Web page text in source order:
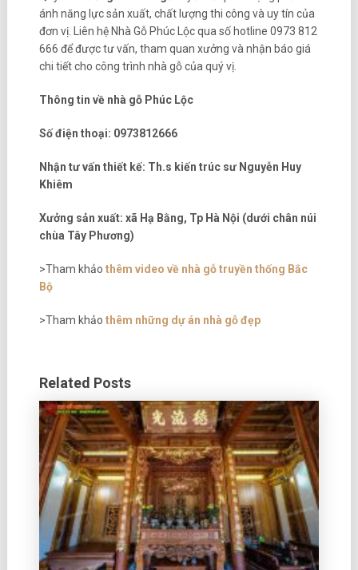
ánh năng lực sản xuất, chất lượng thi công và uy tín của
đơn vị. Liên hệ Nhà Gỗ Phúc Lộc qua số hotline 0973 812
666 để được tư vấn, tham quan xưởng và nhận báo giá
chi tiết cho công trình nhà gỗ của quý vị.
Thông tin về nhà gỗ Phúc Lộc
Số điện thoại: 0973812666
Nhận tư vấn thiết kế: Th.s kiến trúc sư Nguyễn Huy
Khiêm
Xưởng sản xuất: xã Hạ Bằng, Tp Hà Nội (dưới chân núi
chùa Tây Phương)
>Tham khảo thêm video về nhà gỗ truyền thống Bắc
Bộ
>Tham khảo thêm những dự án nhà gỗ đẹp
Related Posts